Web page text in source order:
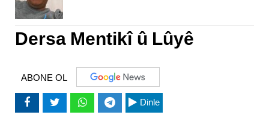
Haber
Arşivi
Haberleri
Foto
Galeri
Dersa Mentikî û Lûyê
ABONE OL
Dinle